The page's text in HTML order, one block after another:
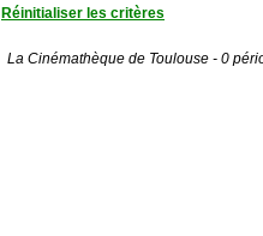
Réinitialiser les critères
La Cinémathèque de Toulouse - 0